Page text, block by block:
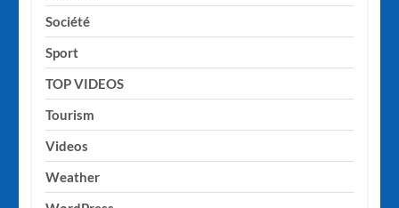
Société
Sport
TOP VIDEOS
Tourism
Videos
Weather